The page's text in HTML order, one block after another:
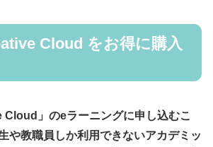
Cloud をお得に購入
Cloud」のeラーニングに申し込むこ
や教職員しか利用できないアカデミッ